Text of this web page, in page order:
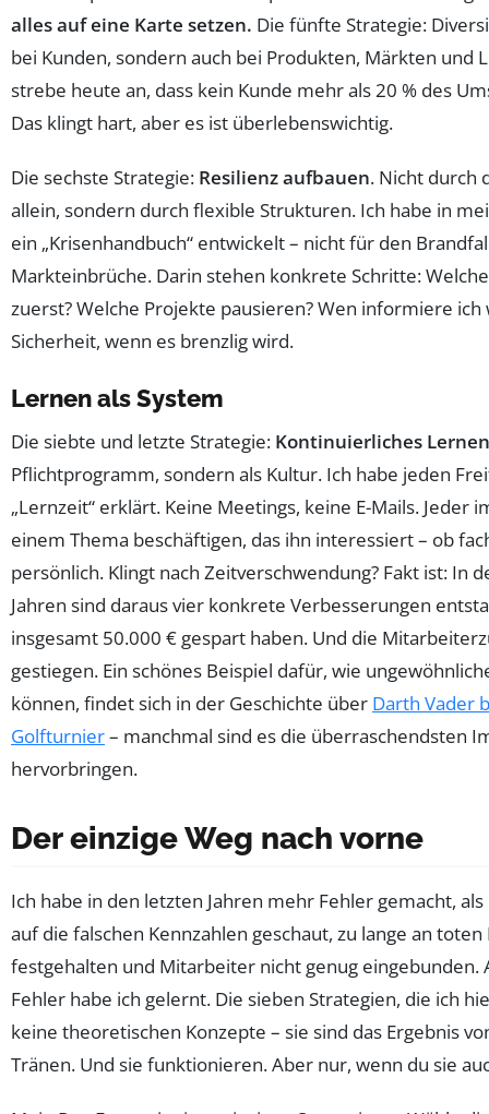
alles auf eine Karte setzen. Die fünfte Strategie:
bei Kunden, sondern auch bei Produkten, Märkten und
strebe heute an, dass kein Kunde mehr als 20 % des
Das klingt hart, aber es ist überlebenswichtig.
Die sechste Strategie: Resilienz aufbauen. Nicht durch
allein, sondern durch flexible Strukturen. Ich habe in
ein „Krisenhandbuch“ entwickelt – nicht für den
Markteinbrüche. Darin stehen konkrete Schritte:
zuerst? Welche Projekte pausieren? Wen informiere ich
Sicherheit, wenn es brenzlig wird.
Lernen als System
Die siebte und letzte Strategie: Kontinuierliches Lernen
Pflichtprogramm, sondern als Kultur. Ich habe jeden
„Lernzeit“ erklärt. Keine Meetings, keine E-Mails. Jeder
einem Thema beschäftigen, das ihn interessiert – ob
persönlich. Klingt nach Zeitverschwendung? Fakt ist: In
Jahren sind daraus vier konkrete Verbesserungen
insgesamt 50.000 € gespart haben. Und die
gestiegen. Ein schönes Beispiel dafür, wie
können, findet sich in der Geschichte über Darth Vader
Golfturnier– manchmal sind es die überraschendsten
hervorbringen.
Der einzige Weg nach vorne
Ich habe in den letzten Jahren mehr Fehler gemacht,
auf die falschen Kennzahlen geschaut, zu lange an
festgehalten und Mitarbeiter nicht genug eingebunden.
Fehler habe ich gelernt. Die sieben Strategien, die ich
keine theoretischen Konzepte – sie sind das Ergebnis
Tränen. Und sie funktionieren. Aber nur, wenn du sie